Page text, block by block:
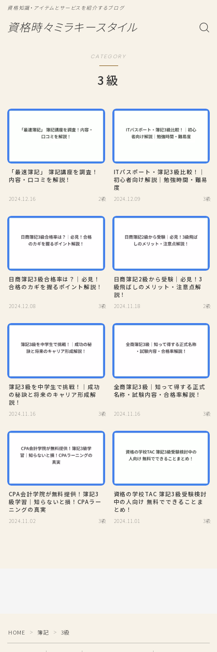
資格時々ミラキースタイル
資格知識・アイテムとサービスを紹介するブログ
CATEGORY
3級
「最速簿記」 簿記講座を調査！
内容・口コミを解説！
2024.12.16 2級
ITパスポート・簿記3級比較！｜
初心者向け解説｜勉強時間・難易
度
2024.12.09 3級
日商簿記3級合格率は？｜必見！
合格のカギを握るポイント解説！
2024.12.08 3級
日商簿記2級から受験｜必見！3
級飛ばしのメリット・注意点解
説！
2024.11.18 2級
簿記3級を中学生で挑戦！｜成功
の秘訣と将来のキャリア形成解
説！
2024.11.16 3級
全商簿記3級｜知って得する正式
名称・試験内容・合格率解説！
2024.11.16 3級
CPA会計学院が無料提供！簿記3
級学習｜知らないと損！CPAラー
ニングの真実
2024.11.02 3級
資格の学校TAC 簿記3級受験検討
中の人向け 無料でできることま
とめ！
2024.11.01 3級
HOME ＞ 簿記 ＞ 3級